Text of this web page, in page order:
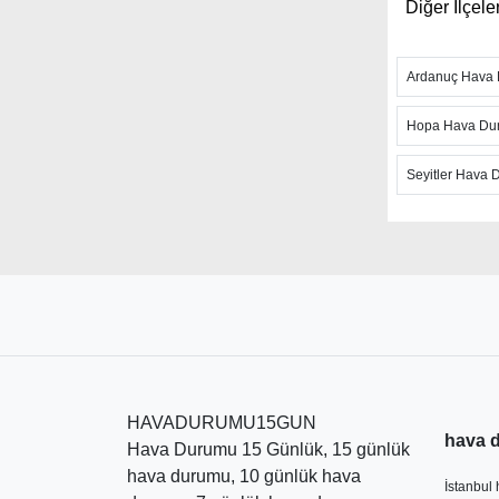
Hızlı
arayla
hissedilen
değerlere
sayfadaki
olduğunu
Diğer
Ardanuç Hava
Hopa Hava
Seyitler Hava
HAVADURUMU15GUN
Hava Durumu 15 Günlük, 15 günlük
hava durumu, 10 günlük hava
hava
İstanbul